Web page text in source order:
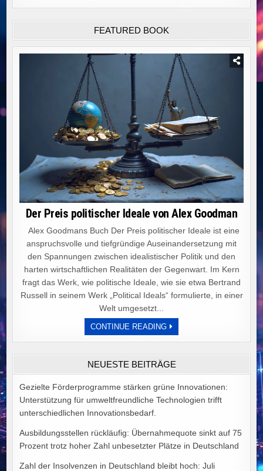
FEATURED BOOK
Der Preis politischer Ideale von Alex Goodman
Alex Goodmans Buch Der Preis politischer Ideale ist eine
anspruchsvolle und tiefgründige Auseinandersetzung mit
den Spannungen zwischen idealistischer Politik und den
harten wirtschaftlichen Realitäten der Gegenwart. Im Kern
fragt das Werk, wie politische Ideale, wie sie etwa Bertrand
Russell in seinem Werk „Political Ideals“ formulierte, in einer
Welt umgesetzt...
CONTINUE READINGDER
PREIS
POLITISCHER
VON
ALEX
NEUESTE BEITRÄGE
Gezielte Förderprogramme stärken grüne Innovationen:
Unterstützung für umweltfreundliche Technologien trifft
unterschiedlichen Innovationsbedarf.
Ausbildungsstellen rückläufig: Übernahmequote sinkt auf 75
Prozent trotz hoher Zahl unbesetzter Plätze in Deutschland
Zahl der Insolvenzen in Deutschland bleibt hoch: Juli